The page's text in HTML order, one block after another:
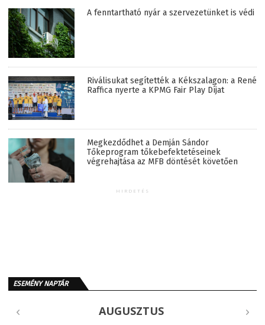
A fenntartható nyár a szervezetünket is védi
Riválisukat segítették a Kékszalagon: a René
Raffica nyerte a KPMG Fair Play Díjat
Megkezdődhet a Demján Sándor
Tőkeprogram tőkebefektetéseinek
végrehajtása az MFB döntését követően
HIRDETÉS
ESEMÉNY NAPTÁR
AUGUSZTUS